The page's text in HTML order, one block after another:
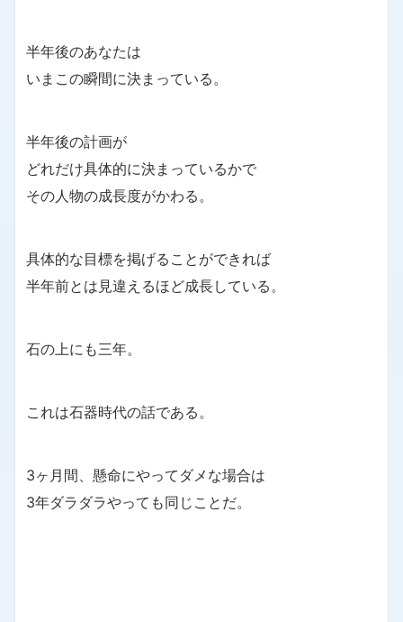
半年後のあなたは
いまこの瞬間に決まっている。
半年後の計画が
どれだけ具体的に決まっているかで
その人物の成長度がかわる。
具体的な目標を掲げることができれば
半年前とは見違えるほど成長している。
石の上にも三年。
これは石器時代の話である。
3ヶ月間、懸命にやってダメな場合は
3年ダラダラやっても同じことだ。